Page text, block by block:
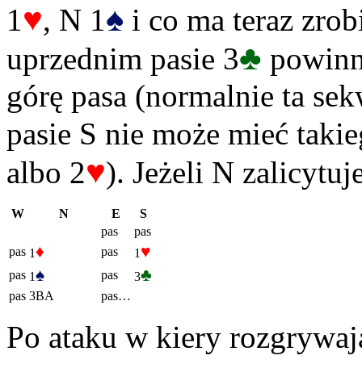
1♥, N 1♠ i co ma teraz
uprzednim pasie 3♣
górę pasa (normalnie ta
pasie S nie może mieć
albo 2♥). Jeżeli N
W N E
S
pas
pas
pas 1♦ pas 1 ♥
pas 1♠ pas 3♣
pas 3BA pas…
Po ataku w kiery